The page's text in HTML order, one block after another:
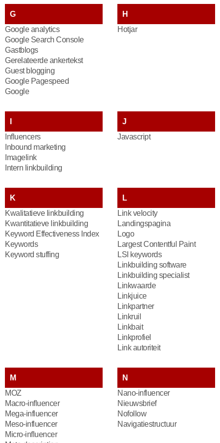
G
Google analytics
Google Search Console
Gastblogs
Gerelateerde ankertekst
Guest blogging
Google Pagespeed
Google
H
Hotjar
Influencers
Inbound marketing
Imagelink
Intern linkbuilding
J
Javascript
K
Kwalitatieve linkbuilding
Kwantitatieve linkbuilding
Keyword Effectiveness Index
Keywords
Keyword stuffing
L
Link velocity
Landingspagina
Logo
Largest Contentful Paint
LSI keywords
Linkbuilding software
Linkbuilding specialist
Linkwaarde
Linkjuice
Linkpartner
Linkruil
Linkbait
Linkprofiel
Link autoriteit
M
MOZ
Macro-influencer
Mega-influencer
Meso-influencer
Micro-influencer
N
Nano-influencer
Nieuwsbrief
Nofollow
Navigatiestructuur